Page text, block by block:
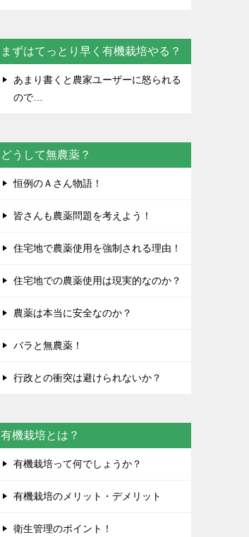
まずはてっとり早く有機栽培やる？
あまり書くと農家ユーザーに怒られる
ので…
どうして無農薬？
恒例のＡさん物語！
皆さんも農薬問題を考えよう！
住宅地で農薬使用を強制される理由！
住宅地での農薬使用は現実的なのか？
農薬は本当に安全なのか？
バラと無農薬！
行政との衝突は避けられないか？
有機栽培とは？
有機栽培って何でしょうか？
有機栽培のメリット・デメリット
衛生管理のポイント！